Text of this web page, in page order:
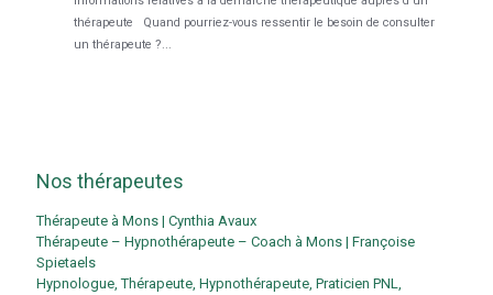
thérapeute Quand pourriez-vous ressentir le besoin de consulter
un thérapeute ?...
Nos thérapeutes
Thérapeute à Mons | Cynthia Avaux
Thérapeute – Hypnothérapeute – Coach à Mons | Françoise
Spietaels
Hypnologue, Thérapeute, Hypnothérapeute, Praticien PNL,